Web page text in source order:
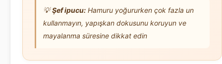
💡Şef ipucu: Hamuru yoğururken çok fazla un
kullanmayın, yapışkan dokusunu koruyun ve
mayalanma süresine dikkat edin